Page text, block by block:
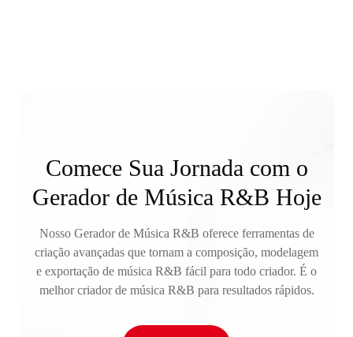
Comece Sua Jornada com o
Gerador de Música R&B Hoje
Nosso Gerador de Música R&B oferece ferramentas de
criação avançadas que tornam a composição, modelagem
e exportação de música R&B fácil para todo criador. É o
melhor criador de música R&B para resultados rápidos.